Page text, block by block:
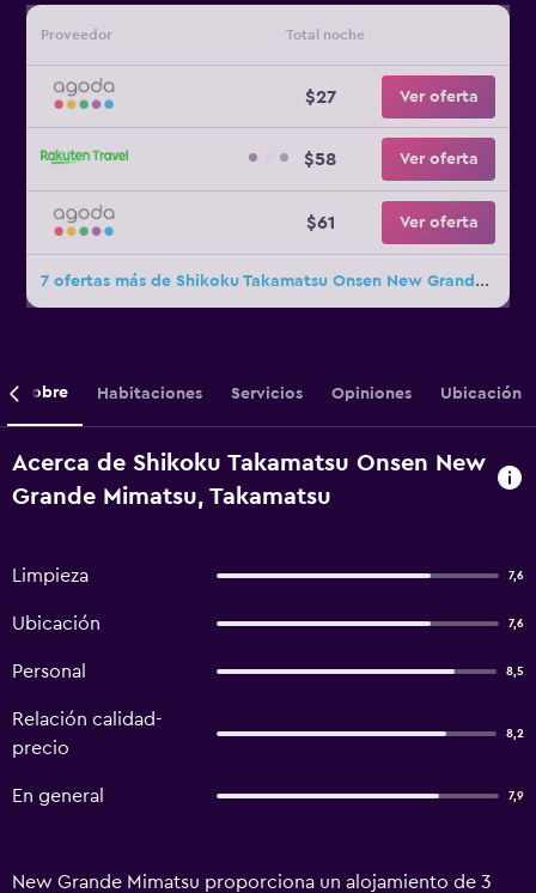
Proveedor Total noche
$27 Ver oferta
$58 Ver oferta
$61 Ver oferta
7 ofertas más de Shikoku Takamatsu Onsen New Grande Mimatsu
Sobre Habitaciones Servicios Opiniones Ubicación
Acerca de Shikoku Takamatsu Onsen New
Grande Mimatsu, Takamatsu
Limpieza 7,6
Ubicación 7,6
Personal 8,5
Relación calidad-
precio
8,2
En general 7,9
New Grande Mimatsu proporciona un alojamiento de 3